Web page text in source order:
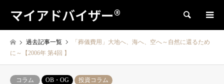
マイアドバイザー® 検索
過去記事一覧
「葬儀費用」大地へ、海へ、空へ～自然に還るため
に～【2006年 第4回 】
コラム OB・OG 投資コラム